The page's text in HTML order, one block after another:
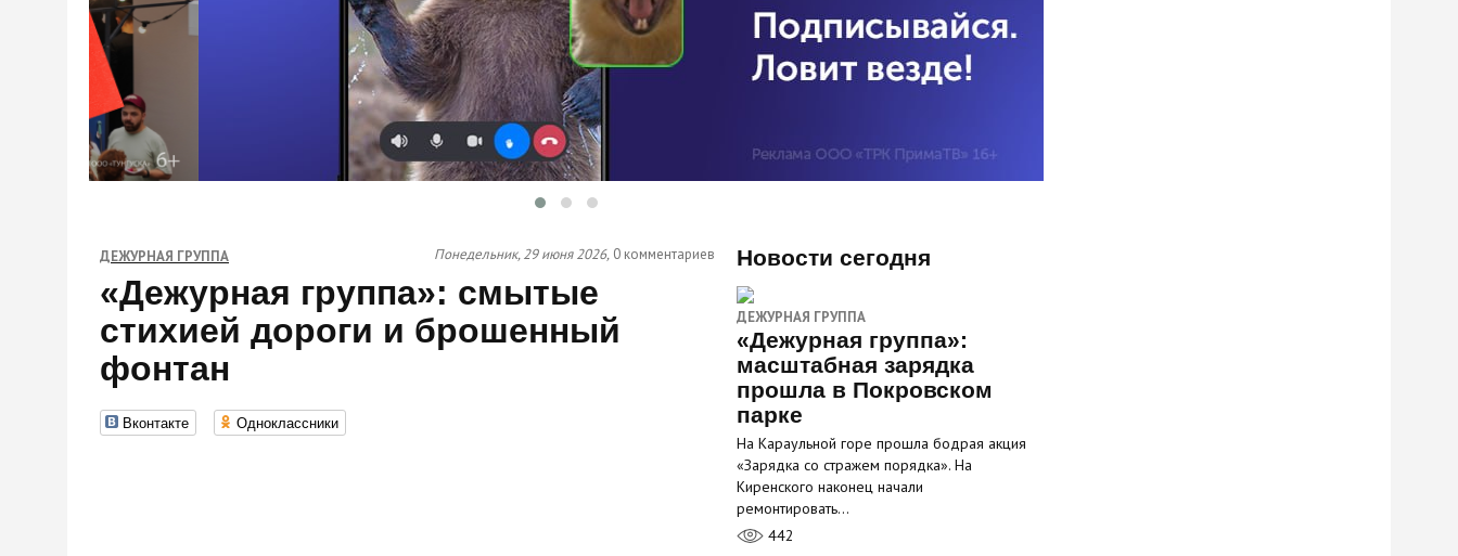
ДЕЖУРНАЯ ГРУППА Понедельник, 29 июня 2026, 0 комментариев
«Дежурная группа»: смытые
стихией дороги и брошенный
фонтан
Вконтакте Одноклассники
Новости сегодня
ДЕЖУРНАЯ ГРУППА
«Дежурная группа»:
масштабная зарядка
прошла в Покровском
парке
На Караульной горе прошла бодрая акция
«Зарядка со стражем порядка». На
Киренского наконец начали
ремонтировать…
442